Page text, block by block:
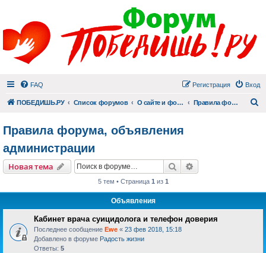
FAQ Вход
Регистрация
ПОБЕДИШЬ.РУ Список форумов О сайте и форуме Правила форума, объявления администрации
Правила форума, объявления
администрации
Новая тема Поиск
5 тем • Страница 1 из 1
Объявления
Кабинет врача суицидолога и телефон доверия
Последнее сообщение Ewe « 23 фев 2018, 15:18
Добавлено в форуме Радость жизни
Ответы: 5